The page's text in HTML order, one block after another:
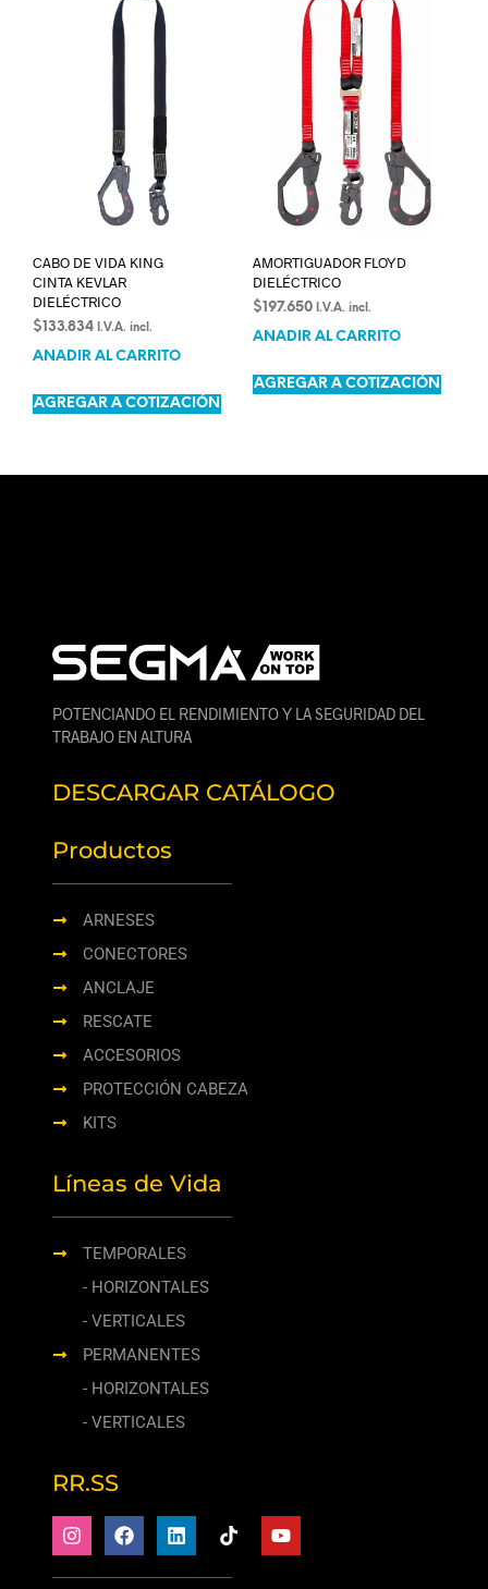
CABO DE VIDA KING
CINTA KEVLAR
DIELÉCTRICO
$133.834 I.V.A. incl.
AÑADIR AL CARRITO
AGREGAR A COTIZACIÓN
AMORTIGUADOR FLOYD
DIELÉCTRICO
$197.650 I.V.A. incl.
AÑADIR AL CARRITO
AGREGAR A COTIZACIÓN
POTENCIANDO EL RENDIMIENTO Y LA SEGURIDAD DEL
TRABAJO EN ALTURA
DESCARGAR CATÁLOGO
Productos
ARNESES
CONECTORES
ANCLAJE
RESCATE
ACCESORIOS
PROTECCIÓN CABEZA
KITS
Líneas de Vida
TEMPORALES
- HORIZONTALES
- VERTICALES
PERMANENTES
- HORIZONTALES
- VERTICALES
RR.SS